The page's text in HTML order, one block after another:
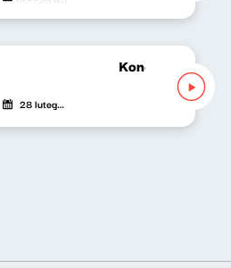
Koncert w Holu
28 lutego 2025